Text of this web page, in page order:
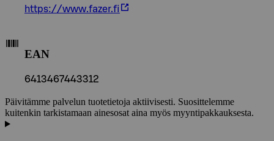
https://www.fazer.fi
EAN
6413467443312
Päivitämme palvelun tuotetietoja aktiivisesti. Suosittelemme
kuitenkin tarkistamaan ainesosat aina myös myyntipakkauksesta.